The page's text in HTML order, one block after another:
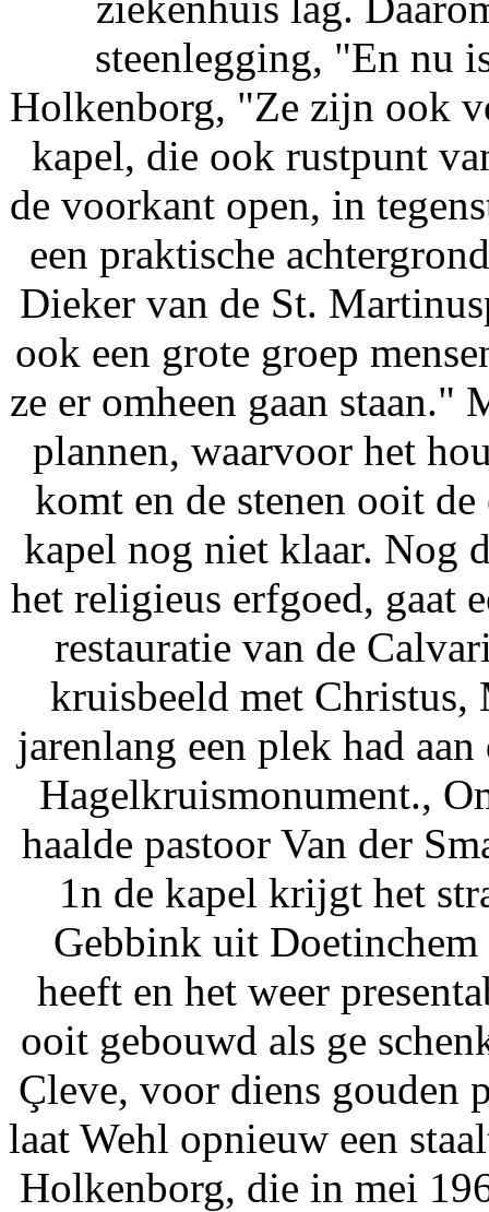
steenlegging, "En nu
Holkenborg, "Ze zijn ook
kapel, die ook rustpunt
de voorkant open, in
een praktische
Dieker van de St.
ook een grote groep
ze er omheen gaan staan."
plannen, waarvoor het
komt en de stenen ooit
kapel nog niet klaar. Nog
het religieus erfgoed, gaat
restauratie van de
kruisbeeld met Christus,
jarenlang een plek had
Hagelkruismonument.,
haalde pastoor Van der
1n de kapel krijgt het
Gebbink uit Doetinchem
heeft en het weer
ooit gebouwd als ge
Çleve, voor diens gouden
laat Wehl opnieuw een
Holkenborg, die in mei